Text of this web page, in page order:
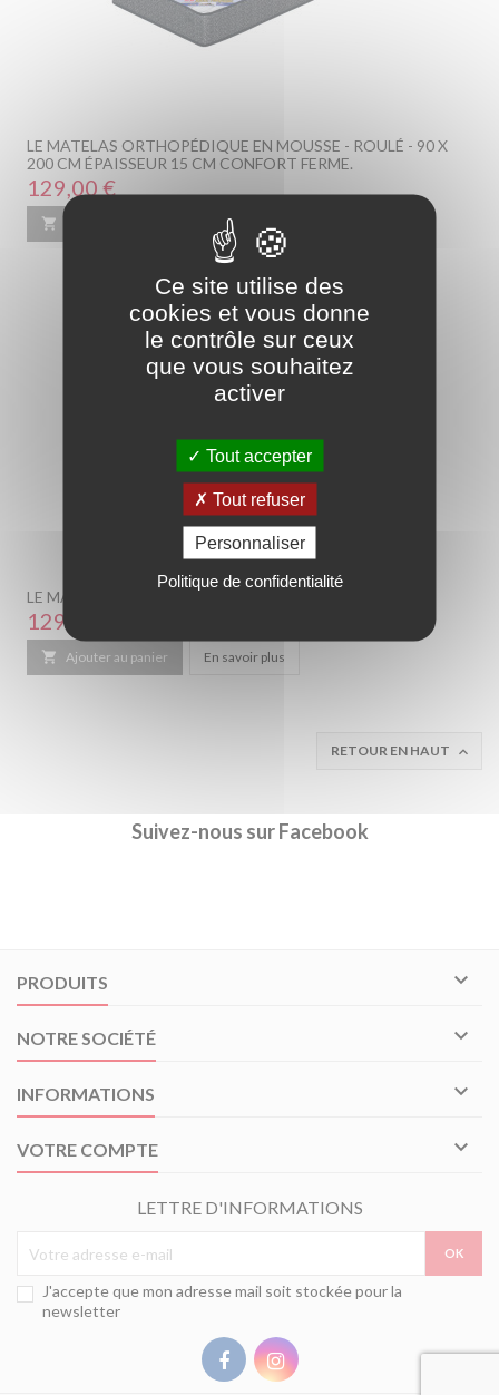
LE MATELAS ORTHOPÉDIQUE EN MOUSSE - ROULÉ - 90 X
200 CM ÉPAISSEUR 15 CM CONFORT FERME.
Prix
129,00 €
 En savoir plus
LE MATELAS 90 X 200 CM EN MOUSSE ORTHOPÉDIQUE
Prix
129,00 €
 Ajouter au panier En savoir plus
RETOUR EN HAUT 
Suivez-nous sur Facebook
PRODUITS 
NOTRE SOCIÉTÉ 
INFORMATIONS 
VOTRE COMPTE 
LETTRE D'INFORMATIONS
J'accepte que mon adresse mail soit stockée pour la
newsletter
Ce site utilise des
cookies et vous donne
le contrôle sur ceux
que vous souhaitez
activer
Tout accepter
Tout refuser
Personnaliser
Politique de confidentialité